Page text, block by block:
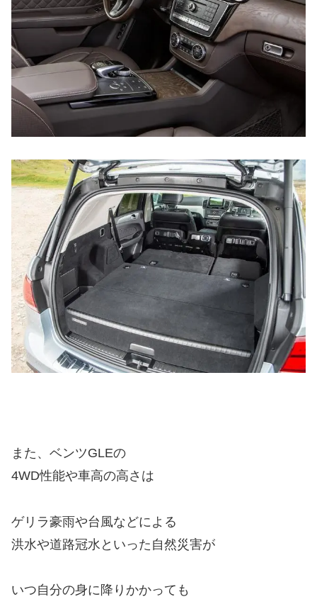
また、ベンツGLEの
4WD性能や車高の高さは
ゲリラ豪雨や台風などによる
洪水や道路冠水といった自然災害が
いつ自分の身に降りかかっても